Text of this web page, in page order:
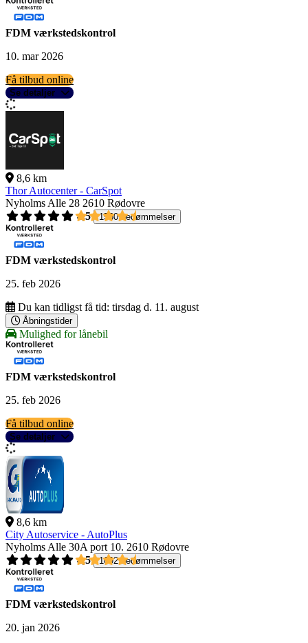
FDM værkstedskontrol
10. mar 2026
Få tilbud online
Se detaljer
8,6 km
Thor Autocenter - CarSpot
Nyholms Alle 28 2610 Rødovre
4,5
1560 bedømmelser
FDM værkstedskontrol
25. feb 2026
Du kan tidligst få tid: tirsdag d. 11. august
Åbningstider
Mulighed for lånebil
FDM værkstedskontrol
25. feb 2026
Få tilbud online
Se detaljer
8,6 km
City Autoservice - AutoPlus
Nyholms Alle 30A port 10. 2610 Rødovre
4,5
1092 bedømmelser
FDM værkstedskontrol
20. jan 2026